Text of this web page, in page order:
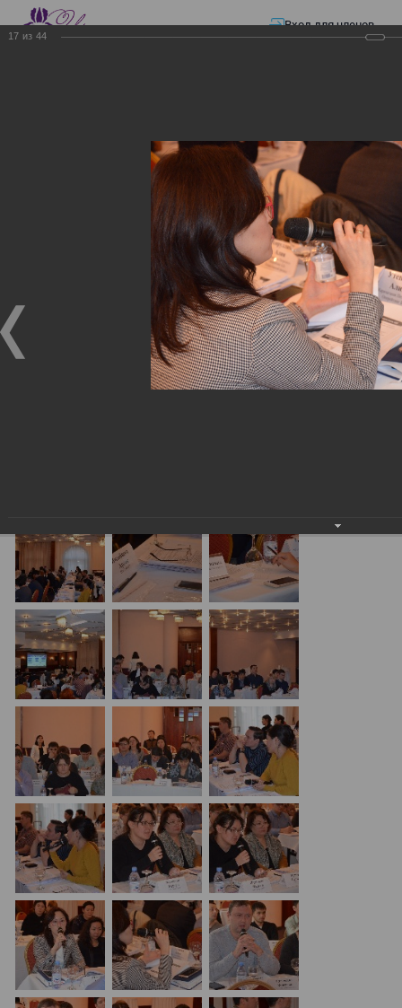
Вход для членов
Презентации
ЭЛЕКТРОННЫЕ СЧЕТА-ФАКТУРЫ.
ЭЛЕКТРОННЫЕ СЧЕТА-
ФАКТУРЫ. ВИРТУАЛЬНЫЙ
ЭЛЕКТРОННЫЕ СЧЕТА-ФАКТУРЫ. ВИРТУАЛЬНЫЙ
СКЛАД.
Семинар с КГД и разработчиками
17 из 44